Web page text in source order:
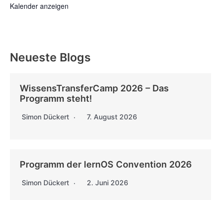
Kalender anzeigen
Neueste Blogs
WissensTransferCamp 2026 – Das
Programm steht!
Simon Dückert 7. August 2026
Programm der lernOS Convention 2026
Simon Dückert 2. Juni 2026